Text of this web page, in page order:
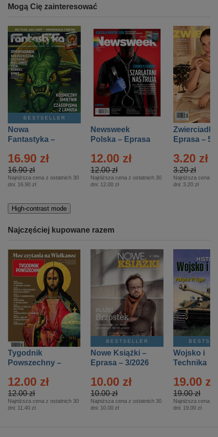
Mogą Cię zainteresować
BESTSELLER
Nowa
Fantastyka –
16.90 zł
16.90 zł
Najniższa cena z ostatnich 30
dni: 16.90 zł
Newsweek
Polska – Eprasa
12.00 zł
12.00 zł
Najniższa cena z ostatnich 30
dni: 12.00 zł
Zwierciadło
Eprasa – 5/
3.20 zł
3.20 zł
Najniższa cena z
dni: 3.20 zł
High-contrast mode
Najczęściej kupowane razem
Tygodnik
Powszechny –
12.00 zł
12.00 zł
Najniższa cena z ostatnich 30
dni: 11.40 zł
BESTSELLER
Nowe Książki –
Eprasa – 3/2026
10.00 zł
10.00 zł
Najniższa cena z ostatnich 30
dni: 10.00 zł
Wojsko i
Technika
– 2/2026
19.00 zł
19.00 zł
Najniższa cena z
dni: 19.00 zł